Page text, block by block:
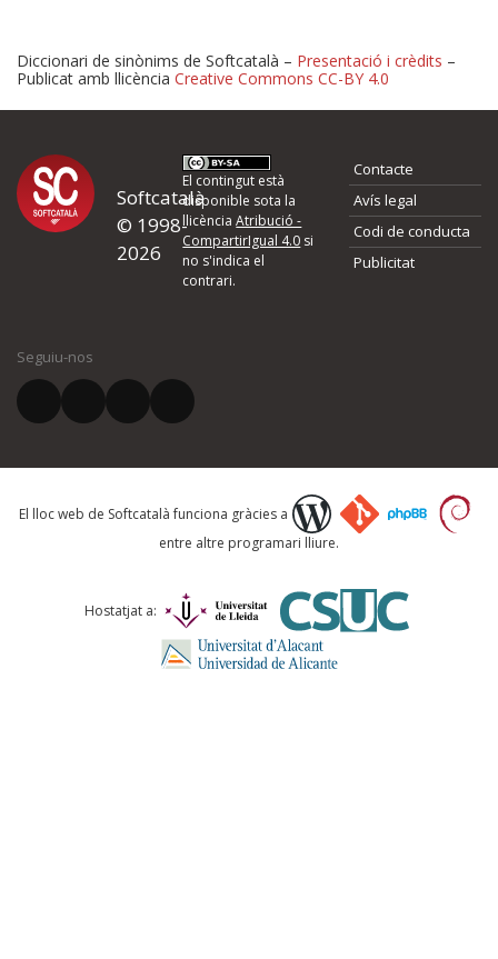
Proposeu-nos millores o
d'errors
Si heu trobat un error o voleu proposar alguna millora, ompliu els
quina és la millora que proposeu o l'error del qual voleu informar-
El vostre correu electrònic *
Què proposeu?
Comentari *
Diccionari de sinònims de Softcatalà – Presentació i crèdits –
Publicat amb llicència Creative Commons CC-BY 4.0
Softcatalà
© 1998-
2026
El contingut està
disponible sota la
llicènciaAtribució -
CompartirIgual 4.0 si
no s'indica el
contrari.
Contacte
Avís legal
Codi de conducta
Publicitat
Seguiu-nos
El lloc web de Softcatalà funciona gràcies a
entre altre programari lliure.
Hostatjat a: